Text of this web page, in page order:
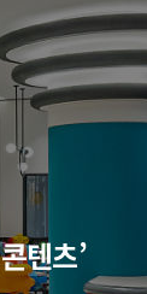
텐츠’